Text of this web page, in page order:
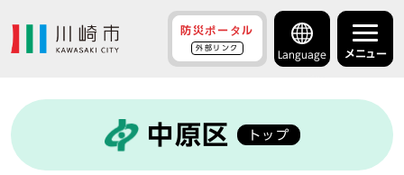
防災ポータル
外部リンク
Language メニュー
中原区 トップ